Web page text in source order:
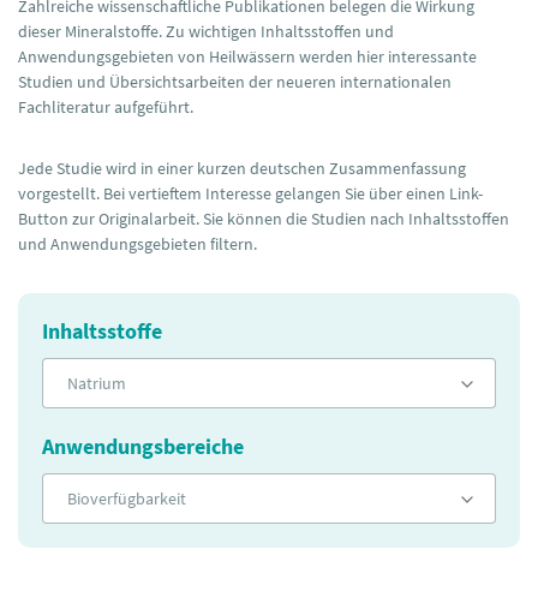
Zahlreiche wissenschaftliche Publikationen belegen die Wirkung
dieser Mineralstoffe. Zu wichtigen Inhaltsstoffen und
Anwendungsgebieten von Heilwässern werden hier interessante
Studien und Übersichtsarbeiten der neueren internationalen
Fachliteratur aufgeführt.
Jede Studie wird in einer kurzen deutschen Zusammenfassung
vorgestellt. Bei vertieftem Interesse gelangen Sie über einen Link-
Button zur Originalarbeit. Sie können die Studien nach Inhaltsstoffen
und Anwendungsgebieten filtern.
Inhaltsstoffe
Natrium
Anwendungsbereiche
Bioverfügbarkeit